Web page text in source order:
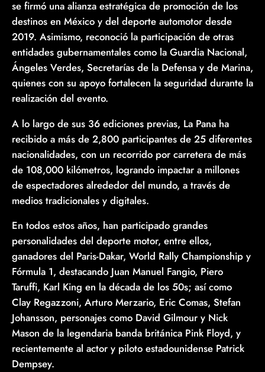
se firmó una alianza estratégica de promoción de los
destinos en México y del deporte automotor desde
2019. Asimismo, reconoció la participación de otras
entidades gubernamentales como la Guardia Nacional,
Ángeles Verdes, Secretarías de la Defensa y de Marina,
quienes con su apoyo fortalecen la seguridad durante la
realización del evento.
A lo largo de sus 36 ediciones previas, La Pana ha
recibido a más de 2,800 participantes de 25 diferentes
nacionalidades, con un recorrido por carretera de más
de 108,000 kilómetros, logrando impactar a millones
de espectadores alrededor del mundo, a través de
medios tradicionales y digitales.
En todos estos años, han participado grandes
personalidades del deporte motor, entre ellos,
ganadores del Paris-Dakar, World Rally Championship y
Fórmula 1, destacando Juan Manuel Fangio, Piero
Taruffi, Karl King en la década de los 50s; así como
Clay Regazzoni, Arturo Merzario, Eric Comas, Stefan
Johansson, personajes como David Gilmour y Nick
Mason de la legendaria banda británica Pink Floyd, y
recientemente al actor y piloto estadounidense Patrick
Dempsey.